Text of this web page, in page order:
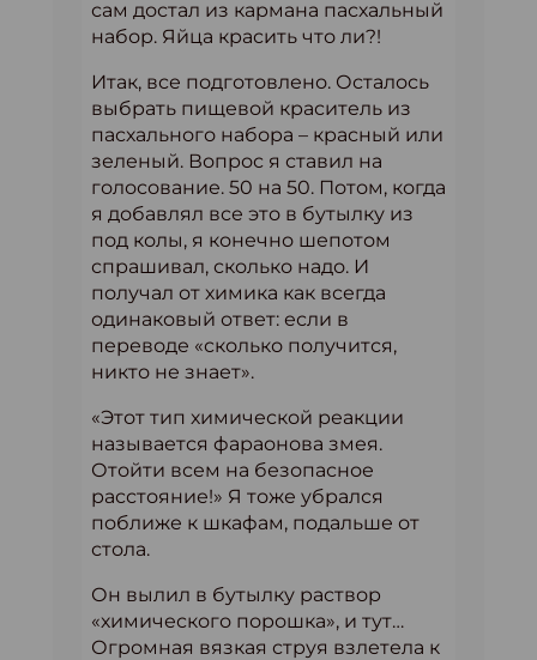
сам достал из кармана пасхальный
набор. Яйца красить что ли?!
Итак, все подготовлено. Осталось
выбрать пищевой краситель из
пасхального набора – красный или
зеленый. Вопрос я ставил на
голосование. 50 на 50. Потом, когда
я добавлял все это в бутылку из
под колы, я конечно шепотом
спрашивал, сколько надо. И
получал от химика как всегда
одинаковый ответ: если в
переводе «сколько получится,
никто не знает».
«Этот тип химической реакции
называется фараонова змея.
Отойти всем на безопасное
расстояние!» Я тоже убрался
поближе к шкафам, подальше от
стола.
Он вылил в бутылку раствор
«химического порошка», и тут…
Огромная вязкая струя взлетела к